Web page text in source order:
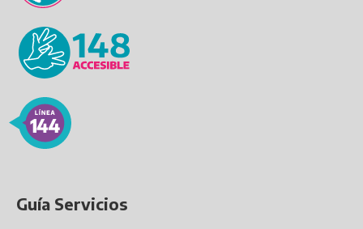
Guía Servicios